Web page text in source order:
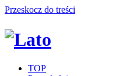
Przeskocz do treści
TOP